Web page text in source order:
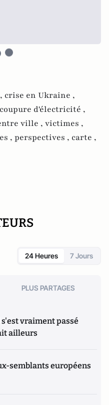
crise en Ukraine ,
coupure d'électricité ,
ville , victimes ,
, perspectives , carte ,
24 Heures 7 Jours
PLUS PARTAGES
vraiment passé
ailleurs
semblants européens